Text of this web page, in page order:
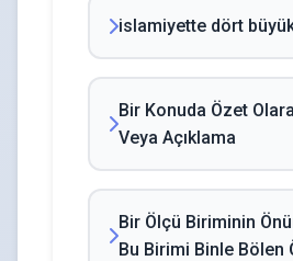
islamiyette dört
Bir Konuda Özet
Veya Açıklama
Bir Ölçü Biriminin
Bu Birimi Binle Bölen